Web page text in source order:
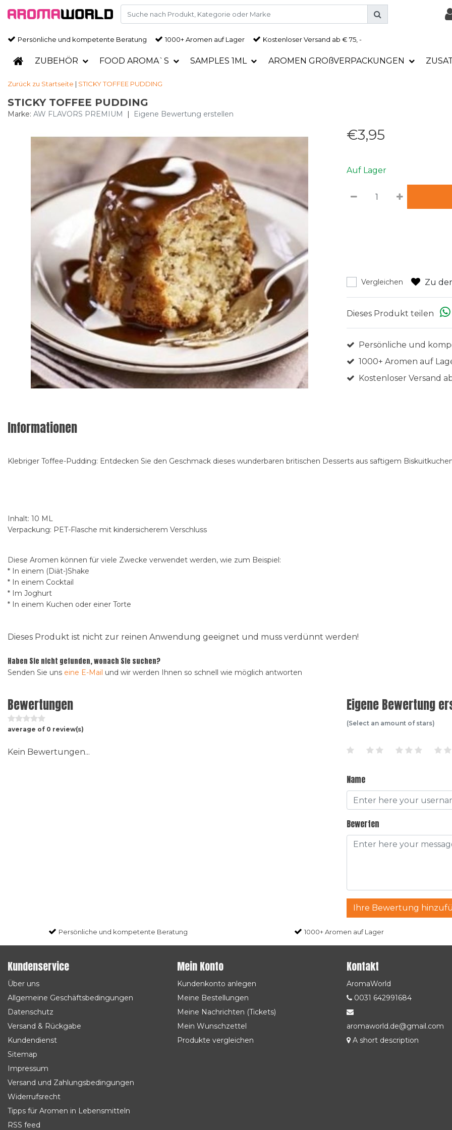
Persönliche und kompetente Beratung 1000+ Aromen auf Lager Kostenloser Versand ab € 75, -
ZUBEHÖR FOOD AROMA`S SAMPLES 1ML AROMEN GROßVERPACKUNGEN
Zurück zu Startseite | STICKY TOFFEE PUDDING
STICKY TOFFEE PUDDING
Marke: AW FLAVORS PREMIUM | Eigene Bewertung erstellen
€3,95
Auf Lager
Vergleichen Zu
Dieses Produkt teilen
Persönliche und
1000+ Aromen auf
Kostenloser Versand
Informationen
Klebriger Toffee-Pudding: Entdecken Sie den Geschmack dieses wunderbaren britischen Desserts aus saftigem
Inhalt: 10 ML
Verpackung: PET-Flasche mit kindersicherem Verschluss
Diese Aromen können für viele Zwecke verwendet werden, wie zum Beispiel:
* In einem (Diät-)Shake
* In einem Cocktail
* Im Joghurt
* In einem Kuchen oder einer Torte
Dieses Produkt ist nicht zur reinen Anwendung geeignet und muss verdünnt werden!
Haben Sie nicht gefunden, wonach Sie suchen?
Senden Sie uns eine E-Mail und wir werden Ihnen so schnell wie möglich antworten
Bewertungen
average of 0 review(s)
Kein Bewertungen...
Eigene Bewertung
(Select an amount of stars)
Name
Bewerten
Ihre Bewertung
Persönliche und kompetente Beratung 1000+ Aromen auf Lager
Kundenservice
Über uns
Allgemeine Geschäftsbedingungen
Datenschutz
Versand & Rückgabe
Kundendienst
Sitemap
Impressum
Versand und Zahlungsbedingungen
Widerrufsrecht
Tipps für Aromen in Lebensmitteln
RSS feed
Mein Konto
Kundenkonto anlegen
Meine Bestellungen
Meine Nachrichten (Tickets)
Mein Wunschzettel
Produkte vergleichen
Kontakt
AromaWorld
0031 642991684
aromaworld.de@gmail.com
A short description